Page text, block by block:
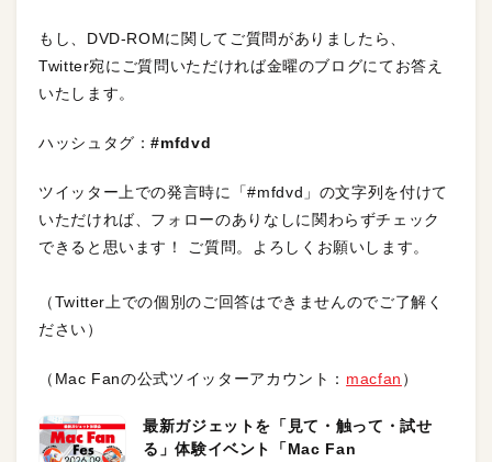
もし、DVD-ROMに関してご質問がありましたら、
Twitter宛にご質問いただければ金曜のブログにてお答え
いたします。
ハッシュタグ：#mfdvd
ツイッター上での発言時に「#mfdvd」の文字列を付けて
いただければ、フォローのありなしに関わらずチェック
できると思います！ ご質問。よろしくお願いします。
（Twitter上での個別のご回答はできませんのでご了解く
ださい）
（Mac Fanの公式ツイッターアカウント： macfan ）
最新ガジェットを「見て・触って・試せ
る」体験イベント「Mac Fan